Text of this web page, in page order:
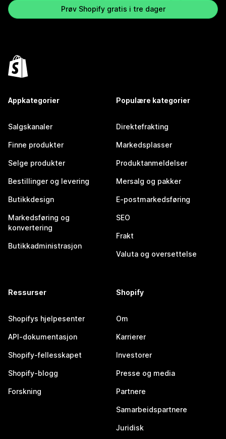
Prøv Shopify gratis i tre dager
Appkategorier
Salgskanaler
Finne produkter
Selge produkter
Bestillinger og levering
Butikkdesign
Markedsføring og
konvertering
Butikkadministrasjon
Populære kategorier
Direktefrakting
Markedsplasser
Produktanmeldelser
Mersalg og pakker
E-postmarkedsføring
SEO
Frakt
Valuta og oversettelse
Ressurser
Shopifys hjelpesenter
API-dokumentasjon
Shopify-fellesskapet
Shopify-blogg
Forskning
Shopify
Om
Karrierer
Investorer
Presse og media
Partnere
Samarbeidspartnere
Juridisk